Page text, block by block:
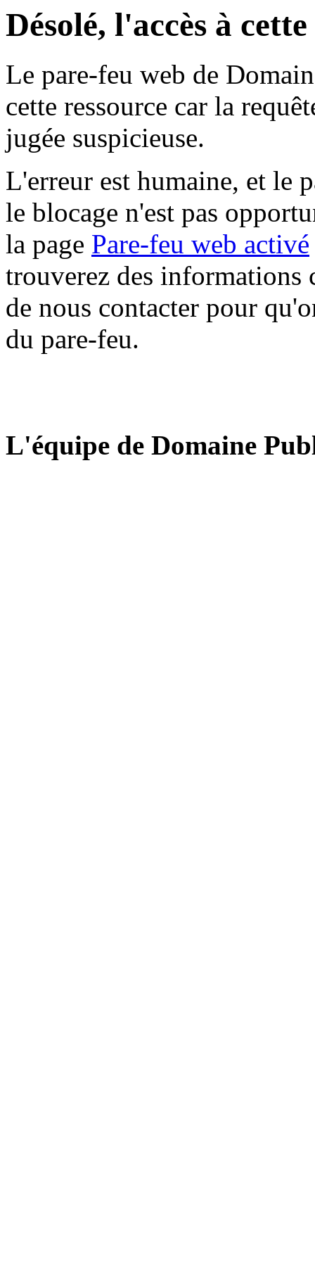
Désolé, l'accès à
Le pare-feu web de
cette ressource car la
jugée suspicieuse.
L'erreur est humaine, et le
le blocage n'est pas
la page Pare-feu web activé
trouverez des informations
de nous contacter pour
du pare-feu.
L'équipe de Domaine